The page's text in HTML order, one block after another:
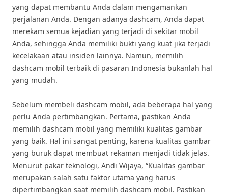
yang dapat membantu Anda dalam mengamankan
perjalanan Anda. Dengan adanya dashcam, Anda dapat
merekam semua kejadian yang terjadi di sekitar mobil
Anda, sehingga Anda memiliki bukti yang kuat jika terjadi
kecelakaan atau insiden lainnya. Namun, memilih
dashcam mobil terbaik di pasaran Indonesia bukanlah hal
yang mudah.
Sebelum membeli dashcam mobil, ada beberapa hal yang
perlu Anda pertimbangkan. Pertama, pastikan Anda
memilih dashcam mobil yang memiliki kualitas gambar
yang baik. Hal ini sangat penting, karena kualitas gambar
yang buruk dapat membuat rekaman menjadi tidak jelas.
Menurut pakar teknologi, Andi Wijaya, “Kualitas gambar
merupakan salah satu faktor utama yang harus
dipertimbangkan saat memilih dashcam mobil. Pastikan